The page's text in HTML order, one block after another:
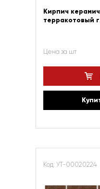
Кирпич
терракотовый
Цена за шт
Код: УТ-00020224